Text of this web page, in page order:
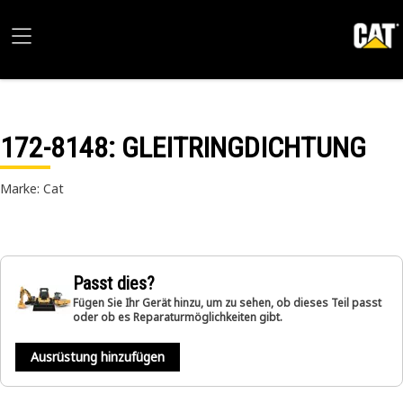
172-8148: GLEITRINGDICHTUNG
Marke: Cat
Passt dies?
Fügen Sie Ihr Gerät hinzu, um zu sehen, ob dieses Teil passt
oder ob es Reparaturmöglichkeiten gibt.
Ausrüstung hinzufügen